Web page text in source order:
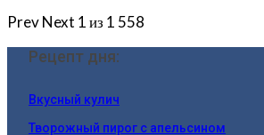
PrevNext 1 из 1 558
Рецепт дня:
Вкусный кулич
Творожный пирог с апельсином